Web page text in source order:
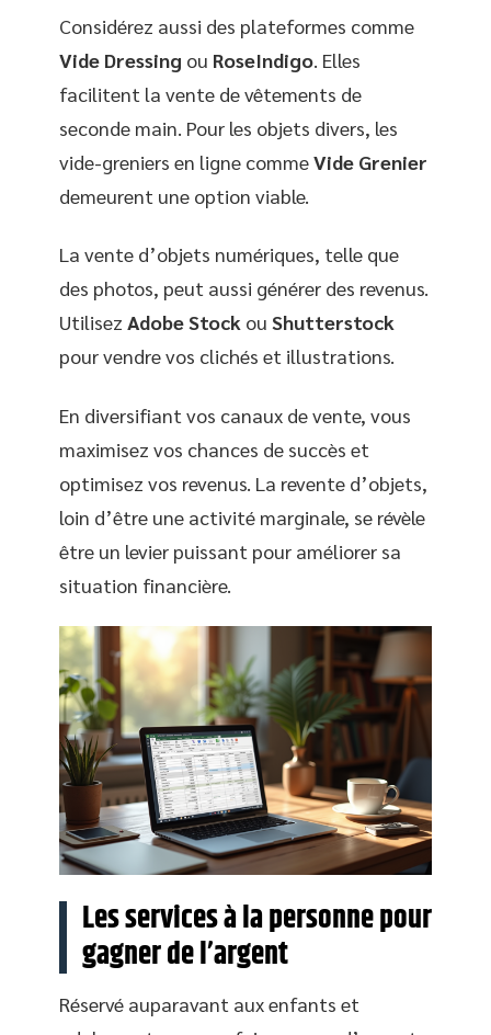
Considérez aussi des plateformes comme
Vide Dressing ou RoseIndigo . Elles
facilitent la vente de vêtements de
seconde main. Pour les objets divers, les
vide-greniers en ligne commeVide Grenier
demeurent une option viable.
La vente d’objets numériques, telle que
des photos, peut aussi générer des revenus.
Utilisez Adobe Stock ou Shutterstock
pour vendre vos clichés et illustrations.
En diversifiant vos canaux de vente, vous
maximisez vos chances de succès et
optimisez vos revenus. La revente d’objets,
loin d’être une activité marginale, se révèle
être un levier puissant pour améliorer sa
situation financière.
Les services à la personne pour
gagner de l’argent
Réservé auparavant aux enfants et